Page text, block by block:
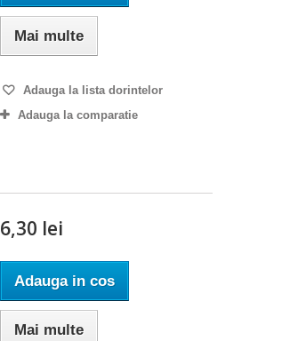
Mai multe
Adauga la lista dorintelor
Adauga la comparatie
6,30 lei
Adauga in cos
Mai multe